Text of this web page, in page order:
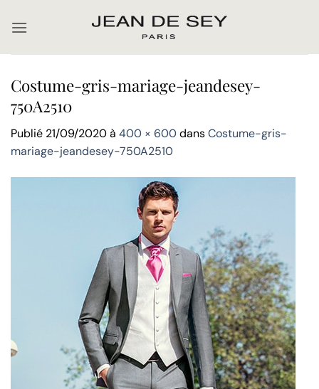
Costume-gris-mariage-jeandesey-
750A2510
Publié 21/09/2020à 400 × 600dansCostume-gris-
mariage-jeandesey-750A2510